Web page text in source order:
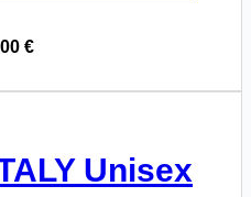
€
Unisex